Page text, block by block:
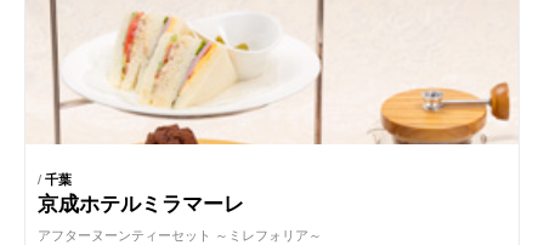
/千葉
京成ホテルミラマーレ
アフターヌーンティーセット ～ミレフォリア～